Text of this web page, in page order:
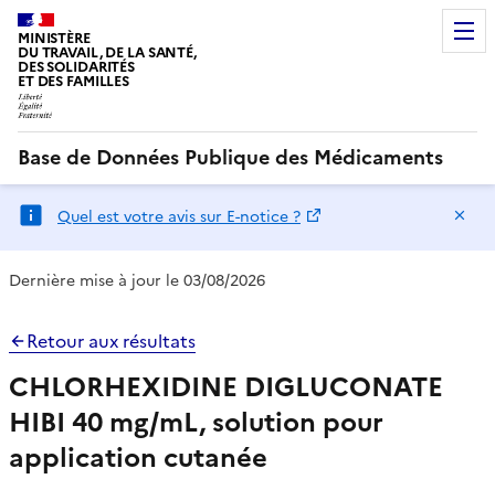
MINISTÈRE
DU TRAVAIL, DE LA SANTÉ,
DES SOLIDARITÉS
ET DES FAMILLES
Base de Données Publique des Médicaments
Quel est votre avis sur E-notice ?
Dernière mise à jour le 03/08/2026
Retour aux résultats
CHLORHEXIDINE DIGLUCONATE
HIBI 40 mg/mL, solution pour
application cutanée